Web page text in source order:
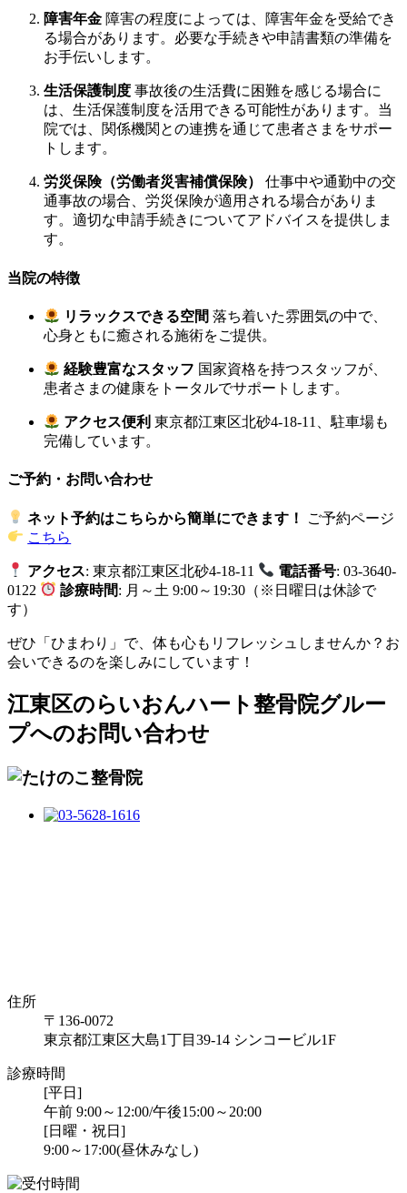
障害年金 障害の程度によっては、障害年金を受給でき
る場合があります。必要な手続きや申請書類の準備を
お手伝いします。
生活保護制度 事故後の生活費に困難を感じる場合に
は、生活保護制度を活用できる可能性があります。当
院では、関係機関との連携を通じて患者さまをサポー
トします。
労災保険（労働者災害補償保険）
仕事中や通勤中の交
通事故の場合、労災保険が適用される場合がありま
す。適切な申請手続きについてアドバイスを提供しま
す。
当院の特徴
リラックスできる空間 落ち着いた雰囲気の中で、
心身ともに癒される施術をご提供。
経験豊富なスタッフ 国家資格を持つスタッフが、
患者さまの健康をトータルでサポートします。
アクセス便利 東京都江東区北砂4-18-11、駐車場も
完備しています。
ご予約・お問い合わせ
ネット予約はこちらから簡単にできます！
ご予約ページ
こちら
アクセス: 東京都江東区北砂4-18-11 電話番号: 03-3640-
0122
診療時間: 月～土 9:00～19:30（※日曜日は休診で
す）
ぜひ「ひまわり」で、体も心もリフレッシュしませんか？お
会いできるのを楽しみにしています！
江東区のらいおんハート整骨院グルー
プへのお問い合わせ
住所
〒136-0072
東京都江東区大島1丁目39-14 シンコービル1F
診療時間
[平日]
午前 9:00～12:00/午後15:00～20:00
[日曜・祝日]
9:00～17:00(昼休みなし)